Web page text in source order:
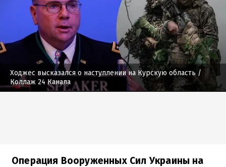
Ходжес высказался о наступлении на Курскую область /
Коллаж 24 Канала
Операция Вооруженных Сил Украины на